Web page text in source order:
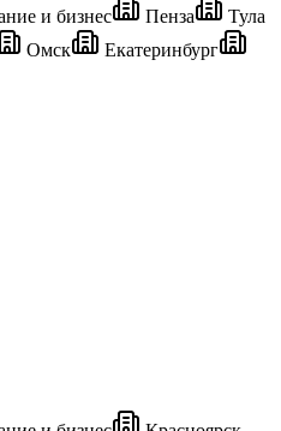
и бизнес
Пенза
Тула
Омск
Екатеринбург